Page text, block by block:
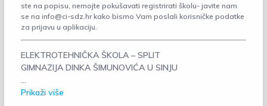
ste na popisu, nemojte pokušavati registrirati školu- javite nam
se na info@ci-sdz.hr kako bismo Vam poslali korisničke podatke
za prijavu u aplikaciju.
ELEKTROTEHNIČKA ŠKOLA – SPLIT
GIMNAZIJA DINKA ŠIMUNOVIĆA U SINJU
Prikaži više